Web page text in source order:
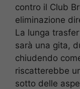
contro il Club
eliminazione
La lunga
sarà una gita,
chiudendo
riscatterebbe
sotto delle